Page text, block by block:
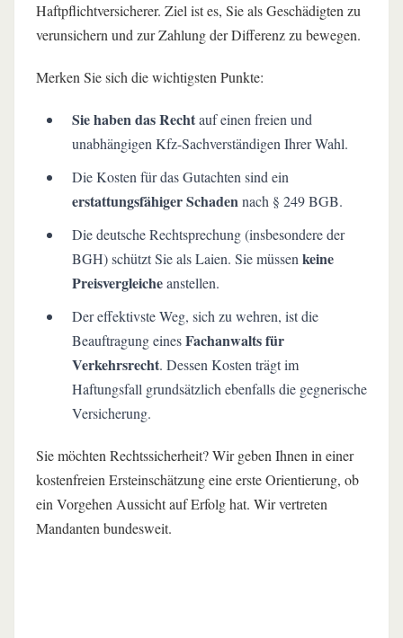
Haftpflichtversicherer. Ziel ist es, Sie als Geschädigten zu
verunsichern und zur Zahlung der Differenz zu bewegen.
Merken Sie sich die wichtigsten Punkte:
Sie haben das Rechtauf einen freien und
unabhängigen Kfz-Sachverständigen Ihrer Wahl.
Die Kosten für das Gutachten sind ein
erstattungsfähiger Schadennach § 249 BGB.
Die deutsche Rechtsprechung (insbesondere der
BGH) schützt Sie als Laien. Sie müssen keine
Preisvergleicheanstellen.
Der effektivste Weg, sich zu wehren, ist die
Beauftragung einesFachanwalts für
Verkehrsrecht. Dessen Kosten trägt im
Haftungsfall grundsätzlich ebenfalls die gegnerische
Versicherung.
Sie möchten Rechtssicherheit? Wir geben Ihnen in einer
kostenfreien Ersteinschätzung eine erste Orientierung, ob
ein Vorgehen Aussicht auf Erfolg hat. Wir vertreten
Mandanten bundesweit.